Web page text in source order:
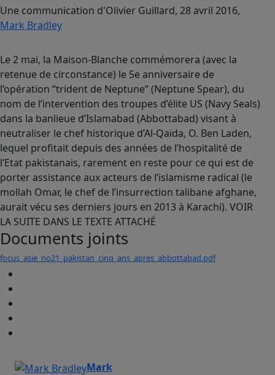
Une communication d'Olivier Guillard, 28 avril 2016,
Mark Bradley
Le 2 mai, la Maison-Blanche commémorera (avec la
retenue de circonstance) le 5e anniversaire de
l’opération ‘’trident de Neptune’’ (Neptune Spear), du
nom de l’intervention des troupes d’élite US (Navy Seals)
dans la banlieue d’Islamabad (Abbottabad) visant à
neutraliser le chef historique d’Al-Qaïda, O. Ben Laden,
lequel profitait depuis des années de l’hospitalité de
l’Etat pakistanais, rarement en reste pour ce qui est de
porter assistance aux acteurs de l’islamisme radical (le
mollah Omar, le chef de l’insurrection talibane afghane,
aurait vécu ses derniers jours en 2013 à Karachi). VOIR
LA SUITE DANS LE TEXTE ATTACHÉ
Documents joints
focus_asie_no21_pakistan_cinq_ans_apres_abbottabad.pdf
Mark